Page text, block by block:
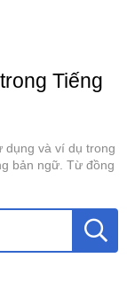
Tiếng
dụng và ví dụ trong
bản ngữ. Từ đồng